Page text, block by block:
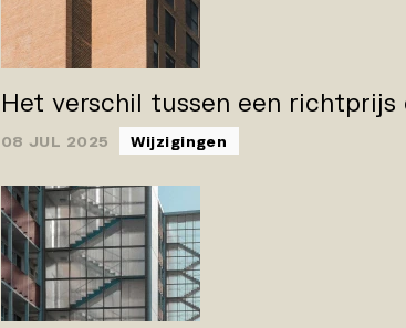
Het verschil tussen een richtprijs
08 JUL 2025 Wijzigingen